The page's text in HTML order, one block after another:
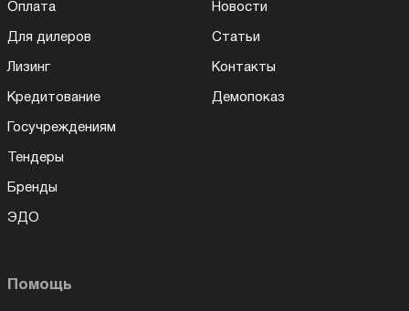
Оплата
Для дилеров
Лизинг
Кредитование
Госучреждениям
Тендеры
Бренды
ЭДО
Новости
Статьи
Контакты
Демопоказ
Помощь